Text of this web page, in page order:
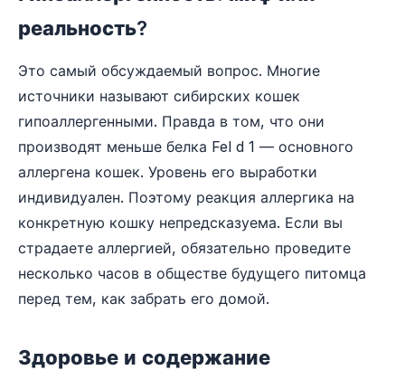
реальность?
Это самый обсуждаемый вопрос. Многие
источники называют сибирских кошек
гипоаллергенными. Правда в том, что они
производят меньше белка Fel d 1 — основного
аллергена кошек. Уровень его выработки
индивидуален. Поэтому реакция аллергика на
конкретную кошку непредсказуема. Если вы
страдаете аллергией, обязательно проведите
несколько часов в обществе будущего питомца
перед тем, как забрать его домой.
Здоровье и содержание